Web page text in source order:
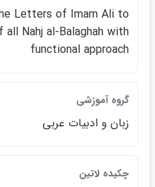
Letters of Imam Ali to
all Nahj al-Balaghah with
functional approach
گروه آموزشي
زبان و ادبيات عربي
چكيده لاتين